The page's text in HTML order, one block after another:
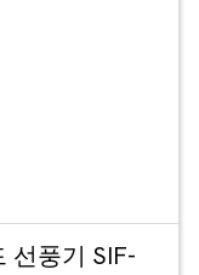
선풍기 SIF-